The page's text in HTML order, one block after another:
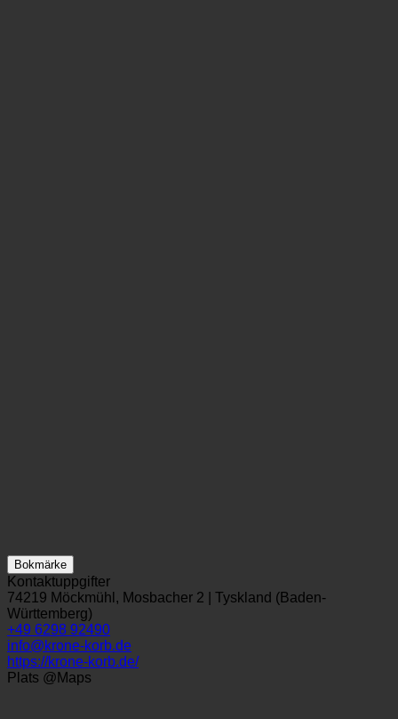
Bokmärke
Kontaktuppgifter
74219 Möckmühl, Mosbacher 2 | Tyskland (Baden-
Württemberg)
+49 6298 92490
info@krone-korb.de